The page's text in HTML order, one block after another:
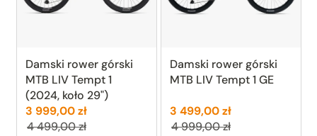
Damski rower górski
MTB LIV Tempt 1
(2024, koło 29")
Cena:
3 999,00 złPoprzednia cena:
4 499,00 zł
Damski rower górski
MTB LIV Tempt 1 GE
Cena:
3 499,00 złPoprzednia
4 999,00 zł